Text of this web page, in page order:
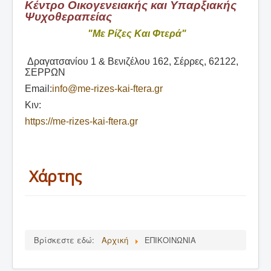
ΑΡΘΡΑ
ΑΝΑΚΟΙΝΩΣΕΙΣ
ΕΠΙΚΟΙΝΩΝΙΑ
Συνεργαζόμενα Βιβλιοπωλεία
Κέντρο Οικογενειακής και Υπαρξιακής
Ψυχοθεραπείας
"Με Ρίζες Και Φτερά"
Δραγατσανίου 1 & Βενιζέλου 162, Σέρρες, 62122,
ΣΕΡΡΩΝ
Email:info@me-rizes-kai-ftera.gr
Κιν:
https://me-rizes-kai-ftera.gr
Χάρτης
Βρίσκεστε εδώ: Αρχική ΕΠΙΚΟΙΝΩΝΙΑ